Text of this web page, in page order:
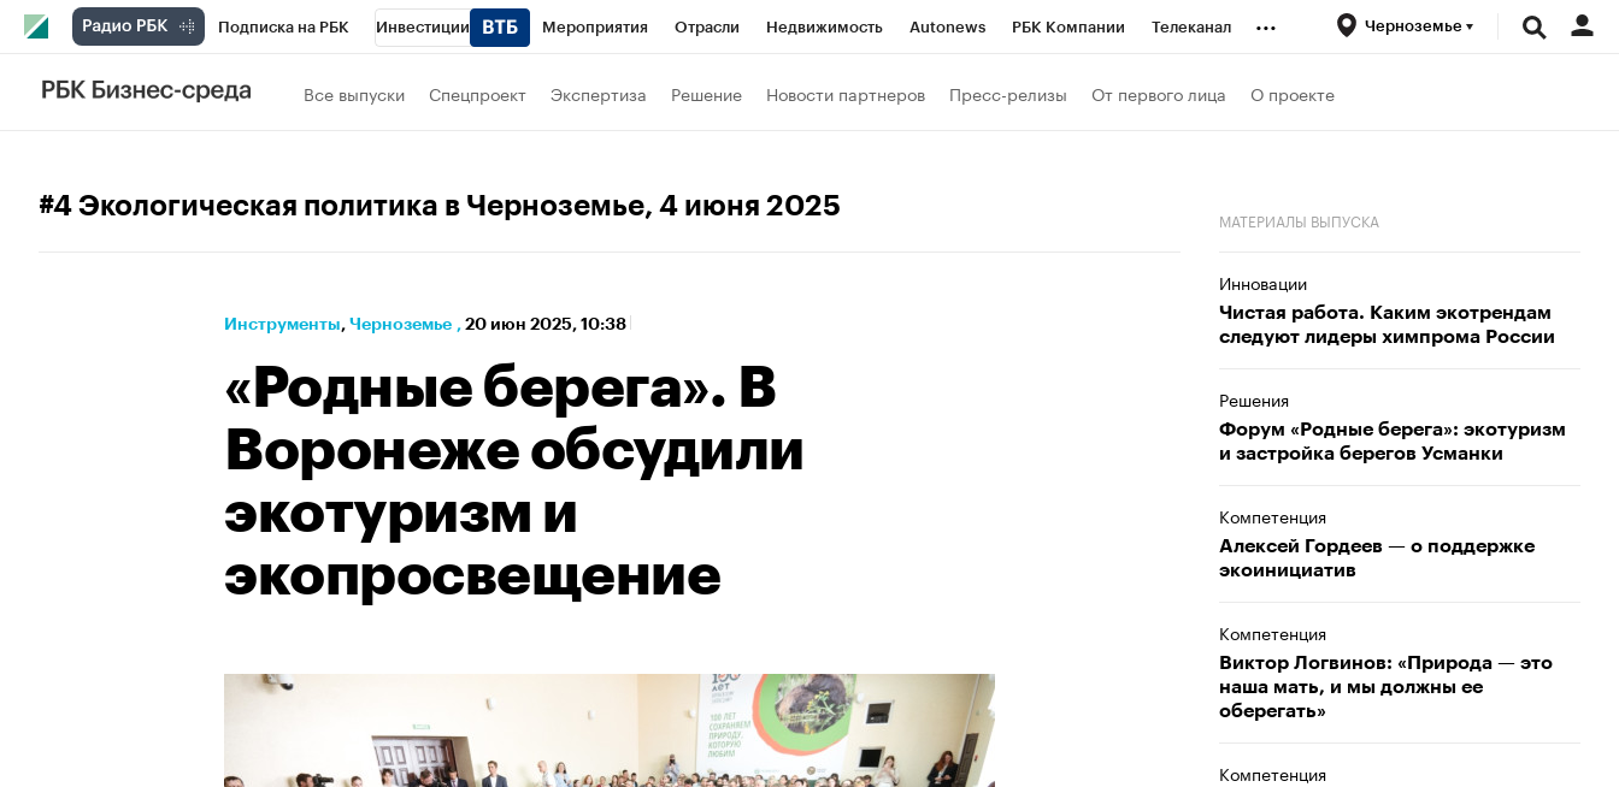
Подписка на РБК Инвестиции Мероприятия Отрасли Недвижимость Autonews РБК Компании Телеканал
РБК Вино
... Черноземье
Все выпуски Спецпроект Экспертиза Решение Новости партнеров Пресс-релизы От первого лица О проекте
#4 Экологическая политика в Черноземье, 4 июня 2025
Инструменты⁠, Черноземье , 20 июн 2025, 10:38
«Родные берега». В
Воронеже обсудили
экотуризм и
экопросвещение
МАТЕРИАЛЫ ВЫПУСКА
Инновации
Чистая работа. Каким экотрендам
следуют лидеры химпрома России
Решения
Форум «Родные берега»: экотуризм
и застройка берегов Усманки
Компетенция
Алексей Гордеев — о поддержке
экоинициатив
Компетенция
Виктор Логвинов: «Природа — это
наша мать, и мы должны ее
оберегать»
Компетенция